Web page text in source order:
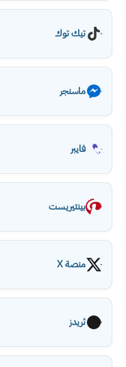
تيك توك
ماسنجر
فايبر
بينتيريست
منصة X
ثريدز